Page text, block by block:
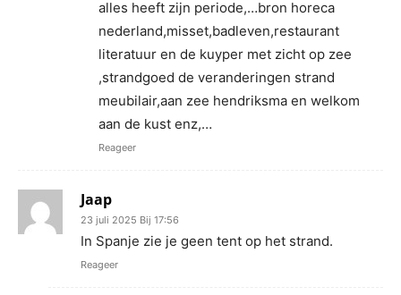
alles heeft zijn periode,…bron horeca
nederland,misset,badleven,restaurant
literatuur en de kuyper met zicht op zee
,strandgoed de veranderingen strand
meubilair,aan zee hendriksma en welkom
aan de kust enz,…
Reageer
Jaap
23 juli 2025 Bij 17:56
In Spanje zie je geen tent op het strand.
Reageer